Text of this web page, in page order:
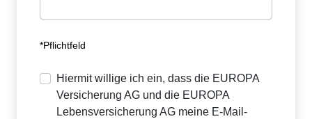
*Pflichtfeld
Hiermit willige ich ein, dass die EUROPA
Versicherung AG und die EUROPA
Lebensversicherung AG meine E-Mail-